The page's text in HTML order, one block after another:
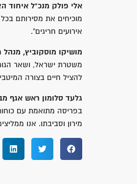
אלי פולק מנכ"ל איחוד
מוכיחים את מסירותם
אירועים חריגים".
מושיקו מוסקוביץ, מנהל
משטרת ישראל, ושאר
להציל חיים בצורה
גלעד סלומון ראש אגף
בפריסה מתואמת עם
מירון וסביבתו. אנו